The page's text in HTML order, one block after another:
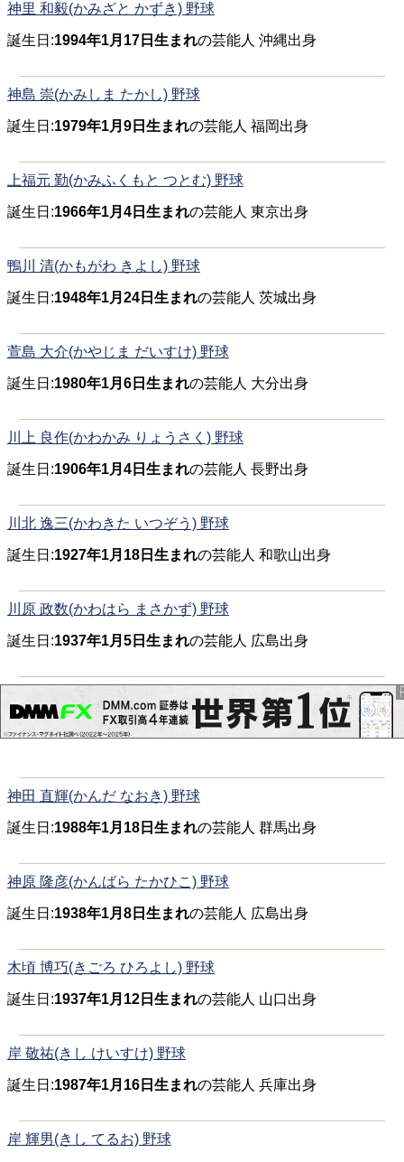
神里 和毅(かみざと かずき) 野球
誕生日:1994年1月17日生まれの芸能人 沖縄出身
神島 崇(かみしま たかし) 野球
誕生日:1979年1月9日生まれの芸能人 福岡出身
上福元 勤(かみふくもと つとむ) 野球
誕生日:1966年1月4日生まれの芸能人 東京出身
鴨川 清(かもがわ きよし) 野球
誕生日:1948年1月24日生まれの芸能人 茨城出身
萱島 大介(かやじま だいすけ) 野球
誕生日:1980年1月6日生まれの芸能人 大分出身
川上 良作(かわかみ りょうさく) 野球
誕生日:1906年1月4日生まれの芸能人 長野出身
川北 逸三(かわきた いつぞう) 野球
誕生日:1927年1月18日生まれの芸能人 和歌山出身
川原 政数(かわはら まさかず) 野球
誕生日:1937年1月5日生まれの芸能人 広島出身
神田 直輝(かんだ なおき) 野球
誕生日:1988年1月18日生まれの芸能人 群馬出身
神原 隆彦(かんばら たかひこ) 野球
誕生日:1938年1月8日生まれの芸能人 広島出身
木頃 博巧(きごろ ひろよし) 野球
誕生日:1937年1月12日生まれの芸能人 山口出身
岸 敬祐(きし けいすけ) 野球
誕生日:1987年1月16日生まれの芸能人 兵庫出身
岸 輝男(きし てるお) 野球